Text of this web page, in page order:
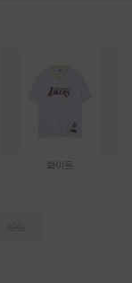
화이트